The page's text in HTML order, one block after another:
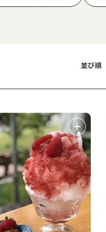
並び順